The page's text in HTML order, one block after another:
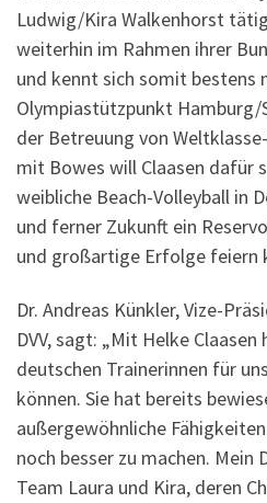
Ludwig/Kira Walkenhorst
weiterhin im Rahmen ihrer
und kennt sich somit bestens
Olympiastützpunkt Hamburg/
der Betreuung von
mit Bowes will Claasen dafür
weibliche Beach-Volleyball in
und ferner Zukunft ein
und großartige Erfolge feiern
Dr. Andreas Künkler, Vize-
DVV, sagt: „Mit Helke
deutschen Trainerinnen für
können. Sie hat bereits
außergewöhnliche
noch besser zu machen. Mein
Team Laura und Kira, deren